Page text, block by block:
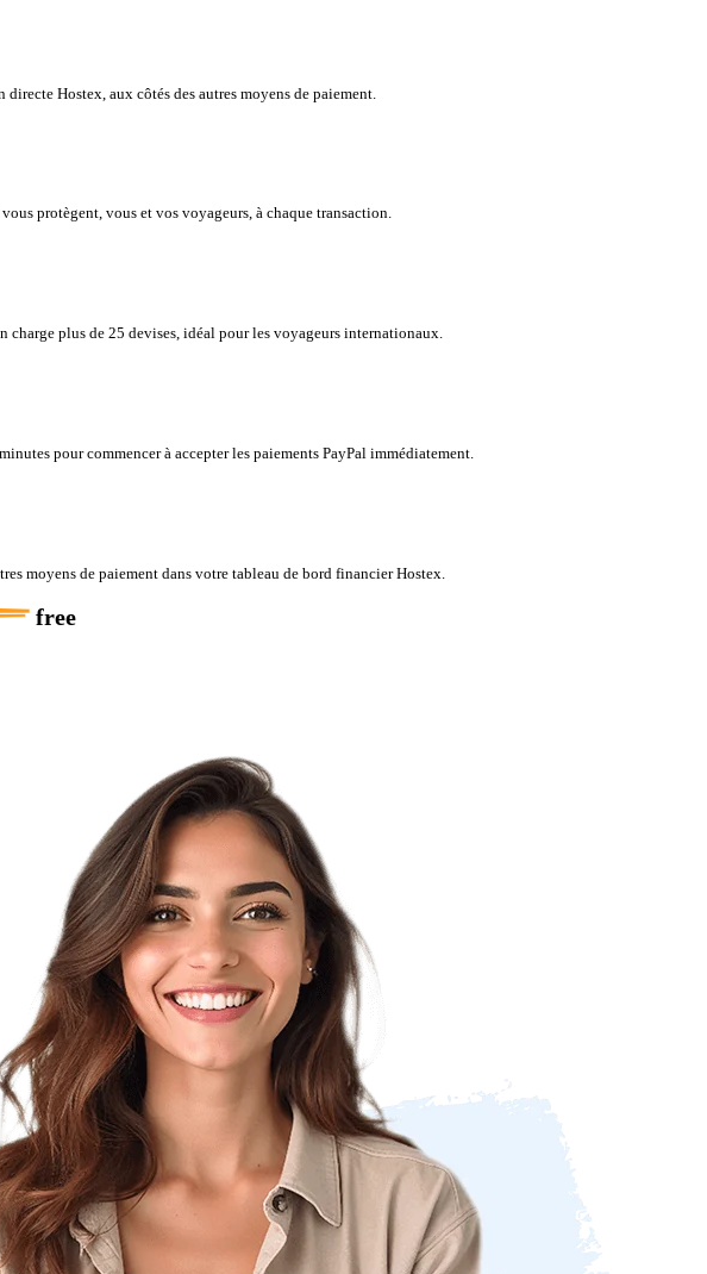
Hostex, aux côtés des autres moyens de paiement.
protègent, vous et vos voyageurs, à chaque transaction.
charge plus de 25 devises, idéal pour les voyageurs internationaux.
pour commencer à accepter les paiements PayPal immédiatement.
moyens de paiement dans votre tableau de bord financier Hostex.
free